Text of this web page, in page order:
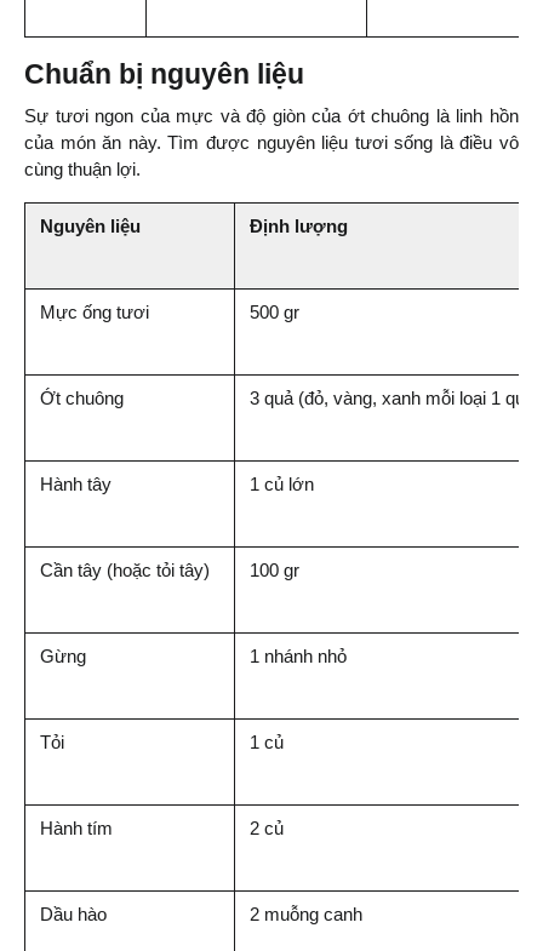
Chuẩn bị nguyên liệu
Sự tươi ngon của mực và độ giòn của ớt chuông là linh hồn
của món ăn này. Tìm được nguyên liệu tươi sống là điều vô
cùng thuận lợi.
Nguyên liệu Định lượng
Mực ống tươi 500 gr
Ớt chuông 3 quả (đỏ, vàng, xanh mỗi loại 1 quả)
Hành tây 1 củ lớn
Cần tây (hoặc tỏi tây) 100 gr
Gừng 1 nhánh nhỏ
Tỏi 1 củ
Hành tím 2 củ
Dầu hào 2 muỗng canh